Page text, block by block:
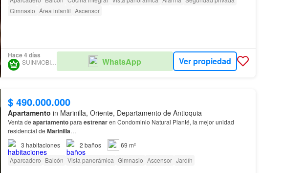
Gimnasio Área infantil Ascensor
Hace 4 días
SUINMOBILIARIA WhatsApp Ver propiedad
$ 490.000.000
Apartamento in Marinilla, Oriente, Departamento de Antioquia
Venta de apartamentopara estrenaren Condominio Natural Planté, la mejor unidad
residencial de Marinilla…
3 habitaciones 2 baños
69 m²
Aparcadero Balcón Vista panorámica Gimnasio Ascensor Jardín